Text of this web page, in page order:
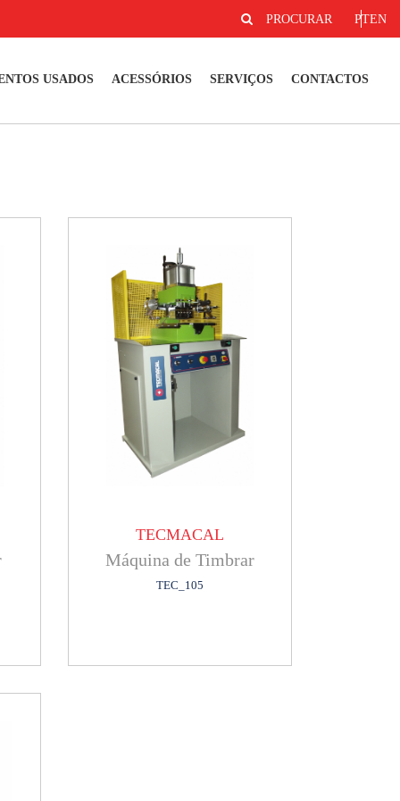
EN
PT
PROCURAR
USADOS ACESSÓRIOS SERVIÇOS CONTACTOS
TECMACAL
Máquina de Timbrar
TEC_105